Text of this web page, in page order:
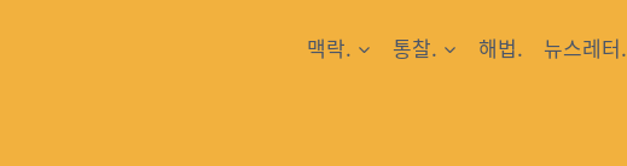
맥락. 통찰. 해법. 뉴스레터.